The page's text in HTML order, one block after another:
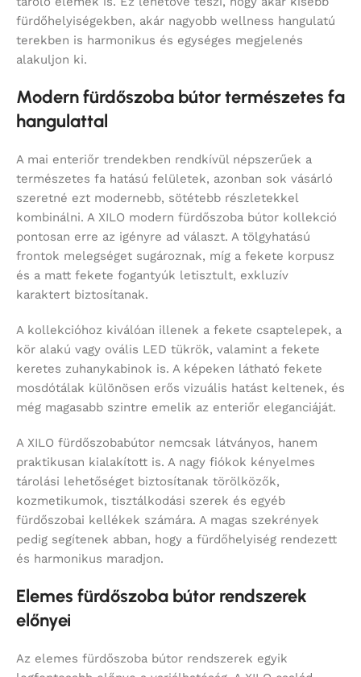
fürdőhelyiségekben, akár nagyobb wellness hangulatú
terekben is harmonikus és egységes megjelenés
alakuljon ki.
Modern fürdőszoba bútor természetes fa
hangulattal
A mai enteriőr trendekben rendkívül népszerűek a
természetes fa hatású felületek, azonban sok vásárló
szeretné ezt modernebb, sötétebb részletekkel
kombinálni. A XILO modern fürdőszoba bútor kollekció
pontosan erre az igényre ad választ. A tölgyhatású
frontok melegséget sugároznak, míg a fekete korpusz
és a matt fekete fogantyúk letisztult, exkluzív
karaktert biztosítanak.
A kollekcióhoz kiválóan illenek a fekete csaptelepek, a
kör alakú vagy ovális LED tükrök, valamint a fekete
keretes zuhanykabinok is. A képeken látható fekete
mosdótálak különösen erős vizuális hatást keltenek, és
még magasabb szintre emelik az enteriőr eleganciáját.
A XILO fürdőszobabútor nemcsak látványos, hanem
praktikusan kialakított is. A nagy fiókok kényelmes
tárolási lehetőséget biztosítanak törölközők,
kozmetikumok, tisztálkodási szerek és egyéb
fürdőszobai kellékek számára. A magas szekrények
pedig segítenek abban, hogy a fürdőhelyiség rendezett
és harmonikus maradjon.
Elemes fürdőszoba bútor rendszerek
előnyei
Az elemes fürdőszoba bútor rendszerek egyik